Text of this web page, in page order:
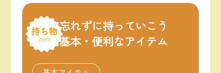
忘れずに持っていこう
基本・便利なアイテム